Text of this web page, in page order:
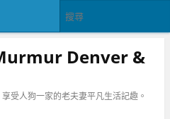
Denver &
受人狗一家的老夫妻平凡生活記趣。